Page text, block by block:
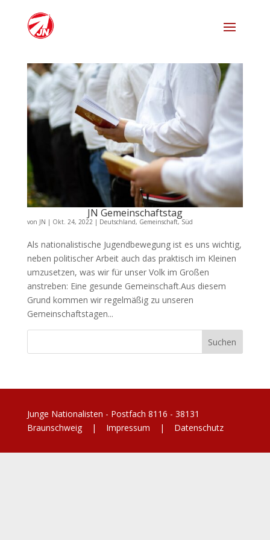
JN Gemeinschaftstag
von JN | Okt. 24, 2022| Deutschland, Gemeinschaft, Süd
Als nationalistische Jugendbewegung ist es uns wichtig,
neben politischer Arbeit auch das praktisch im Kleinen
umzusetzen, was wir für unser Volk im Großen
anstreben: Eine gesunde Gemeinschaft.Aus diesem
Grund kommen wir regelmäßig zu unseren
Gemeinschaftstagen...
Junge Nationalisten - Postfach 8116 - 38131
Braunschweig | Impressum | Datenschutz